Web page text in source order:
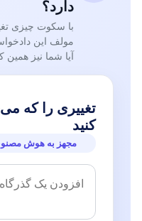
حالى کنید. اگر نمى شوند
دارد؟
با سکوت چیزی
مولف این
آیا شما نیز همین
تغییری را که
کنید
مجهز به هوش